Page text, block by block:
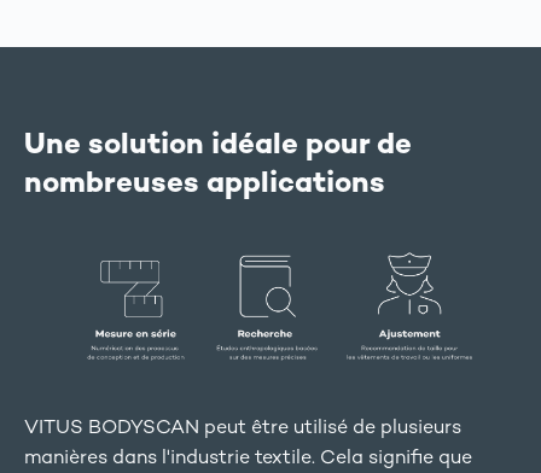
Une solution idéale pour de
nombreuses applications
VITUS BODYSCAN peut être utilisé de plusieurs
manières dans l'industrie textile. Cela signifie que